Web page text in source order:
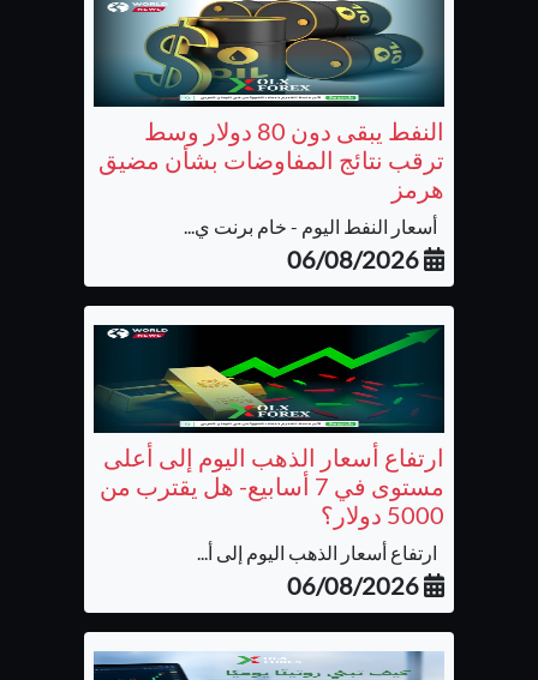
النفط يبقى دون 80 دولار وسط
ترقب نتائج المفاوضات بشأن مضيق
هرمز
أسعار النفط اليوم - خام برنت ي...
06/08/2026
ارتفاع أسعار الذهب اليوم إلى أعلى
مستوى في 7 أسابيع- هل يقترب من
5000 دولار؟
ارتفاع أسعار الذهب اليوم إلى أ...
06/08/2026